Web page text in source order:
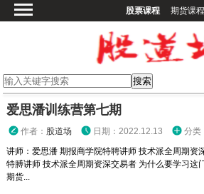
股票课程 期货课程
期货课程
期权课程
外汇课程
高校课程
其他课程
爱思潘训练营第七期
作者： 股道场 日期：2022.12.13 分类
讲师：爱思潘 期报商学院特聘讲师 技术派全周期资
特膊讲师 技术派全周期资深交易者 为什么要学习这
期货...